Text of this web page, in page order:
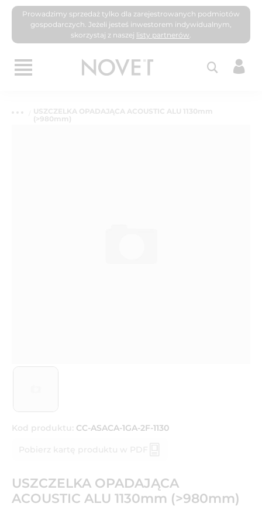
Prowadzimy sprzedaż tylko dla zarejestrowanych podmiotów
gospodarczych. Jeżeli jesteś inwestorem indywidualnym,
skorzystaj z naszej listy partnerów.
USZCZELKA OPADAJĄCA ACOUSTIC ALU 1130mm
(>980mm)
Kod produktu: CC-ASACA-1GA-2F-1130
Pobierz kartę produktu w PDF
USZCZELKA OPADAJĄCA
ACOUSTIC ALU 1130mm (>980mm)